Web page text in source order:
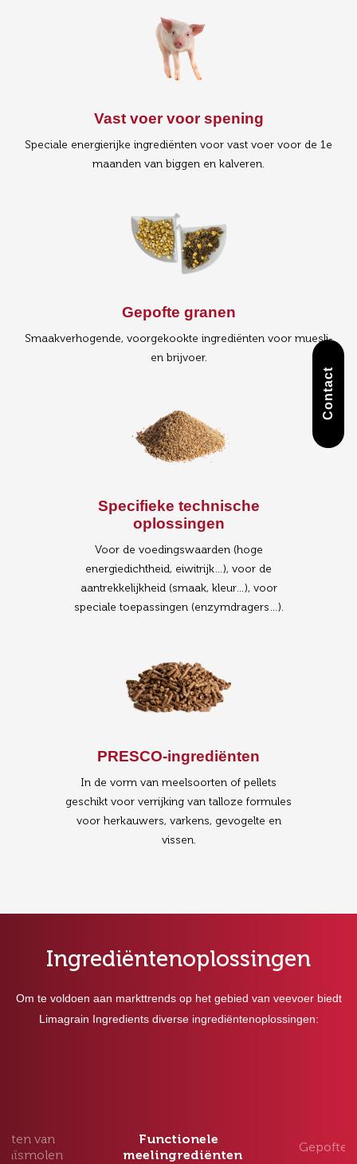
Vast voer voor spening
Speciale energierijke ingrediënten voor vast voer voor de 1e
maanden van biggen en kalveren.
Gepofte granen
Smaakverhogende, voorgekookte ingrediënten voor muesli-
en brijvoer.
Specifieke technische
oplossingen
Voor de voedingswaarden (hoge
energiedichtheid, eiwitrijk…), voor de
aantrekkelijkheid (smaak, kleur…), voor
speciale toepassingen (enzymdragers…).
PRESCO-ingrediënten
In de vorm van meelsoorten of pellets
geschikt voor verrijking van talloze formules
voor herkauwers, varkens, gevogelte en
vissen.
Ingrediëntenoplossingen
Om te voldoen aan markttrends op het gebied van veevoer biedt
Limagrain Ingredients diverse ingrediëntenoplossingen:
van
Functionele
meelingrediënten
Gepofte
Contact